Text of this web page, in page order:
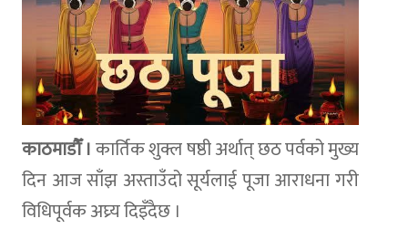
काठमाडौँ ।कार्तिक शुक्ल षष्ठी अर्थात् छठ पर्वको मुख्य
दिन आज साँझ अस्ताउँदो सूर्यलाई पूजा आराधना गरी
विधिपूर्वक अघ्र्य दिइँदैछ ।